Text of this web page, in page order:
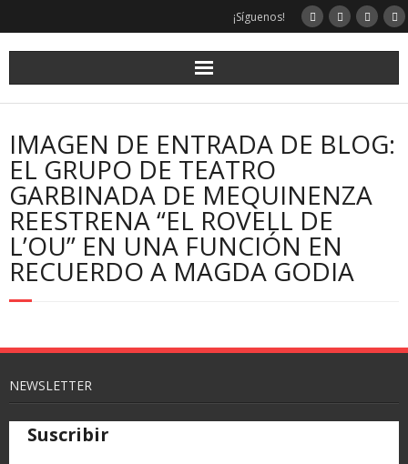
¡Síguenos!
IMAGEN DE ENTRADA DE BLOG:
EL GRUPO DE TEATRO
GARBINADA DE MEQUINENZA
REESTRENA “EL ROVELL DE
L’OU” EN UNA FUNCIÓN EN
RECUERDO A MAGDA GODIA
NEWSLETTER
Suscribir